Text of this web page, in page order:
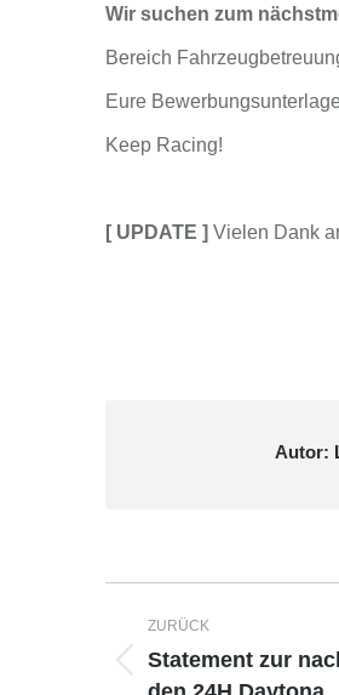
Wir suchen zum
Bereich
Eure
Keep Racing!
[ UPDATE ] Vielen Dank
Autor:
ZURÜCK
Vorheriger
Statement zur